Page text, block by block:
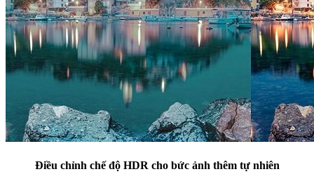
Điều chỉnh chế độ HDR cho bức ảnh thêm tự nhiên